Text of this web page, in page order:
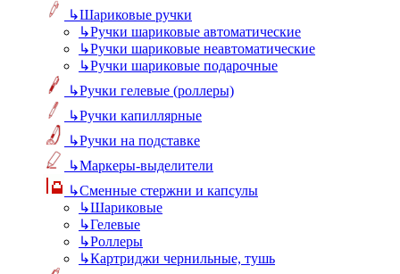
↳Шариковые ручки
↳Ручки шариковые автоматические
↳Ручки шариковые неавтоматические
↳Ручки шариковые подарочные
↳Ручки гелевые (роллеры)
↳Ручки капиллярные
↳Ручки на подставке
↳Маркеры-выделители
↳Сменные стержни и капсулы
↳Шариковые
↳Гелевые
↳Роллеры
↳Картриджи чернильные, тушь